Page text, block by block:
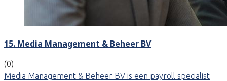
15. Media Management & Beheer BV
(0)
Media Management & Beheer BV is een payroll specialist